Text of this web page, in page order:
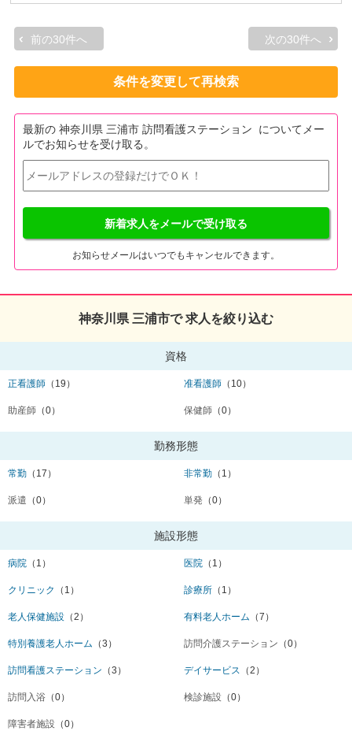
前の30件へ 次の30件へ
条件を変更して再検索
最新の 神奈川県 三浦市 訪問看護ステーション についてメー
ルでお知らせを受け取る。
新着求人をメールで受け取る
お知らせメールはいつでもキャンセルできます。
神奈川県 三浦市で 求人を絞り込む
資格
正看護師 （19） 准看護師 （10）
助産師 （0） 保健師 （0）
勤務形態
常勤 （17） 非常勤 （1）
派遣 （0） 単発 （0）
施設形態
病院 （1） 医院 （1）
クリニック （1） 診療所 （1）
老人保健施設 （2） 有料老人ホーム （7）
特別養護老人ホーム （3） 訪問介護ステーション （0）
訪問看護ステーション （3） デイサービス （2）
訪問入浴 （0） 検診施設 （0）
障害者施設 （0）